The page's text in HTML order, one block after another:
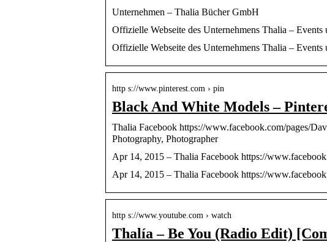
Unternehmen – Thalia Bücher GmbH
Offizielle Webseite des Unternehmens Thalia –
Offizielle Webseite des Unternehmens Thalia –
http s://www.pinterest.com › pin
Black And White Models –
Thalia Facebook https://www.facebook.com/pages/
Photography, Photographer
Apr 14, 2015 – Thalia Facebook https://
Apr 14, 2015 – Thalia Facebook https://
http s://www.youtube.com › watch
Thalía – Be You (Radio Edit)